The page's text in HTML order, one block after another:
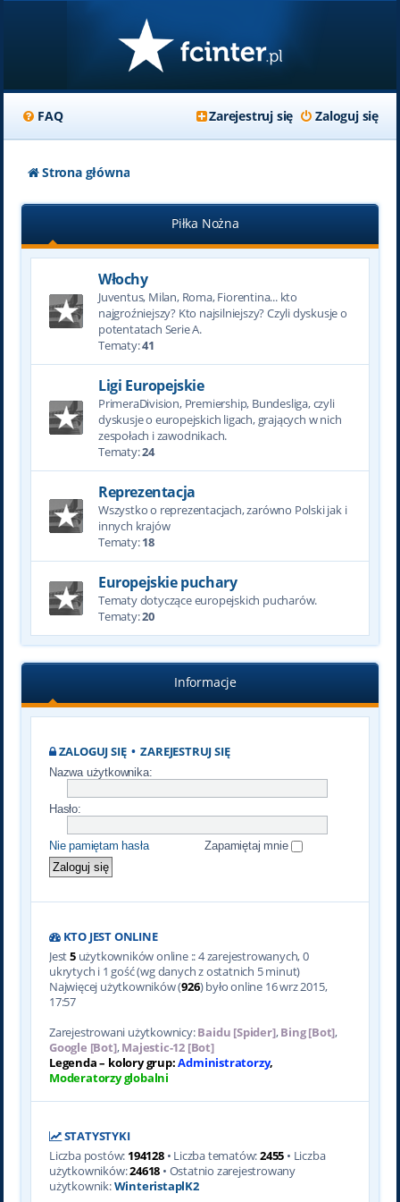
FAQ Zaloguj się
Zarejestruj się
Strona główna
Piłka Nożna
Włochy
Juventus, Milan, Roma, Fiorentina... kto
najgroźniejszy? Kto najsilniejszy? Czyli dyskusje o
potentatach Serie A.
Tematy:41
Ligi Europejskie
PrimeraDivision, Premiership, Bundesliga, czyli
dyskusje o europejskich ligach, grających w nich
zespołach i zawodnikach.
Tematy:24
Reprezentacja
Wszystko o reprezentacjach, zarówno Polski jak i
innych krajów
Tematy:18
Europejskie puchary
Tematy dotyczące europejskich pucharów.
Tematy:20
Informacje
ZALOGUJ SIĘ•ZAREJESTRUJ SIĘ
Nazwa użytkownika:
Hasło:
Nie pamiętam hasła Zapamiętaj mnie
KTO JEST ONLINE
Jest5użytkowników online :: 4 zarejestrowanych, 0
ukrytych i 1 gość (wg danych z ostatnich 5 minut)
Najwięcej użytkowników (926) było online 16 wrz 2015,
17:57
Zarejestrowani użytkownicy:Baidu [Spider],Bing [Bot],
Google [Bot],Majestic-12 [Bot]
Legenda – kolory grup:Administratorzy,
Moderatorzy globalni
STATYSTYKI
Liczba postów: 194128• Liczba tematów:2455 • Liczba
użytkowników:24618 • Ostatnio zarejestrowany
użytkownik:WinteristaplK2